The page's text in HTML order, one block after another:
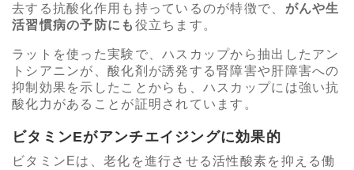
去する抗酸化作用も持っているのが特徴で、 がんや生
活習慣病の予防にも 役立ちます。
ラットを使った実験で、ハスカップから抽出したアン
トシアニンが、酸化剤が誘発する腎障害や肝障害への
抑制効果を示したことからも、ハスカップには強い抗
酸化力があることが証明されています。
ビタミンEがアンチエイジングに効果的
ビタミンEは、老化を進行させる活性酸素を抑える働